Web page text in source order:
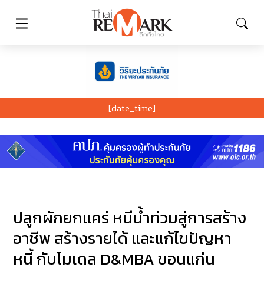
[date_time]
ปลูกผักยกแคร่ หนีน้ำท่วมสู่การสร้าง
อาชีพ สร้างรายได้ และแก้ไขปัญหา
หนี้ กับโมเดล D&MBA ขอนแก่น